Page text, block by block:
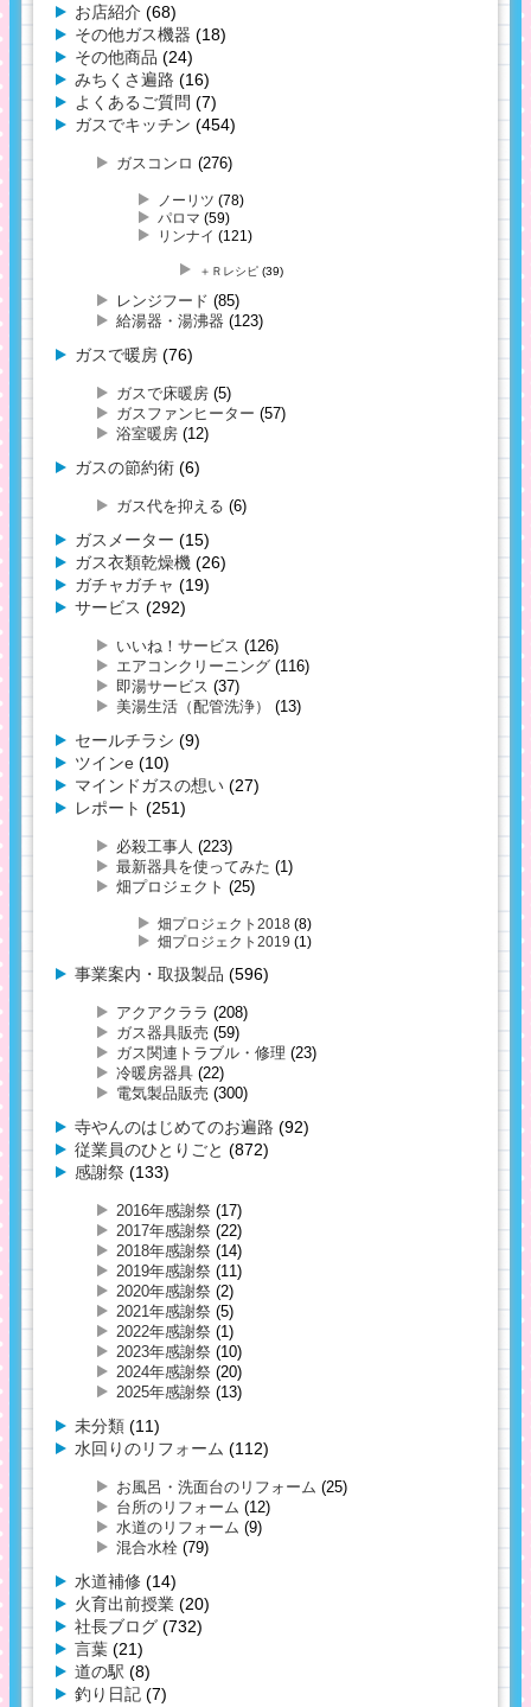
お店紹介 (68)
その他ガス機器 (18)
その他商品 (24)
みちくさ遍路 (16)
よくあるご質問 (7)
ガスでキッチン (454)
ガスコンロ (276)
ノーリツ (78)
パロマ (59)
リンナイ (121)
＋Ｒレシピ (39)
レンジフード (85)
給湯器・湯沸器 (123)
ガスで暖房 (76)
ガスで床暖房 (5)
ガスファンヒーター (57)
浴室暖房 (12)
ガスの節約術 (6)
ガス代を抑える (6)
ガスメーター (15)
ガス衣類乾燥機 (26)
ガチャガチャ (19)
サービス (292)
いいね！サービス (126)
エアコンクリーニング (116)
即湯サービス (37)
美湯生活（配管洗浄）
(13)
セールチラシ (9)
ツインe (10)
マインドガスの想い (27)
レポート (251)
必殺工事人 (223)
最新器具を使ってみた (1)
畑プロジェクト (25)
畑プロジェクト2018 (8)
畑プロジェクト2019 (1)
事業案内・取扱製品 (596)
アクアクララ (208)
ガス器具販売 (59)
ガス関連トラブル・修理 (23)
冷暖房器具 (22)
電気製品販売 (300)
寺やんのはじめてのお遍路 (92)
従業員のひとりごと (872)
感謝祭 (133)
2016年感謝祭 (17)
2017年感謝祭 (22)
2018年感謝祭 (14)
2019年感謝祭 (11)
2020年感謝祭 (2)
2021年感謝祭 (5)
2022年感謝祭 (1)
2023年感謝祭 (10)
2024年感謝祭 (20)
2025年感謝祭 (13)
未分類 (11)
水回りのリフォーム (112)
お風呂・洗面台のリフォーム (25)
台所のリフォーム (12)
水道のリフォーム (9)
混合水栓 (79)
水道補修 (14)
火育出前授業 (20)
社長ブログ (732)
言葉 (21)
道の駅 (8)
釣り日記 (7)